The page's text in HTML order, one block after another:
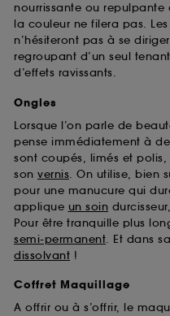
nourrissante ou repulpante
la couleur ne filera pas.
n’hésiteront pas à se
regroupant d’un seul
d’effets ravissants.
Ongles
Lorsque l’on parle de
pense immédiatement à
sont coupés, limés et
son vernis. On utilise, bien
pour une manucure qui
applique un soin
Pour être tranquille plus
semi-permanent. Et dans
dissolvant !
Coffret Maquillage
A offrir ou à s’offrir, le